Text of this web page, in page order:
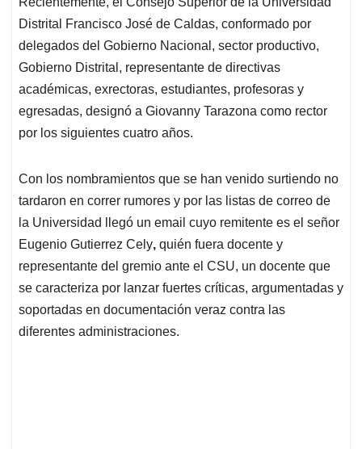
s
A
p
p
b
o
o
k
e
d
I
n
l
a
d
s
Distrital Francisco José de Caldas, conformado por
delegados del Gobierno Nacional, sector productivo,
Gobierno Distrital, representante de directivas
académicas, exrectoras, estudiantes, profesoras y
egresadas, designó a Giovanny Tarazona como rector
por los siguientes cuatro años.
Con los nombramientos que se han venido surtiendo no
tardaron en correr rumores y por las listas de correo de
la Universidad llegó un email cuyo remitente es el señor
Eugenio Gutierrez Cely, quién fuera docente y
representante del gremio ante el CSU, un docente que
se caracteriza por lanzar fuertes críticas, argumentadas y
soportadas en documentación veraz contra las
diferentes administraciones.